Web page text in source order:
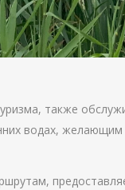
также
водах,